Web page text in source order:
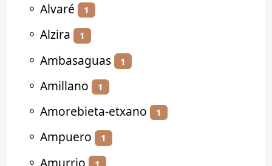
⚬ Alvaré 1
⚬ Alzira 1
⚬ Ambasaguas 1
⚬ Amillano 1
⚬ Amorebieta-etxano 1
⚬ Ampuero 1
⚬ Amurrio 1